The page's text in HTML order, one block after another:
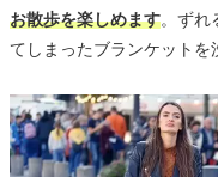
お散歩を楽しめます。ずれ
てしまったブランケットを